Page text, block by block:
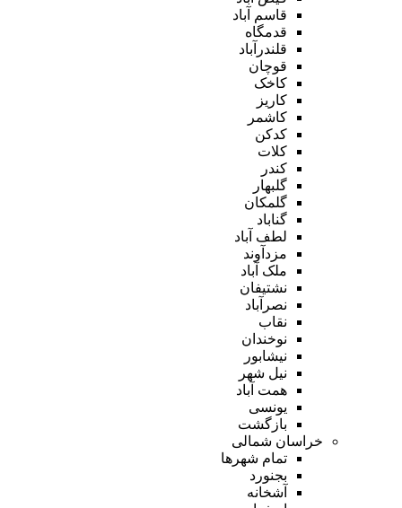
قاسم آباد
قدمگاه
قلندرآباد
قوچان
کاخک
کاریز
کاشمر
کدکن
کلات
کندر
گلبهار
گلمکان
گناباد
لطف آباد
مزدآوند
ملک آباد
نشتیفان
نصرآباد
نقاب
نوخندان
نیشابور
نیل شهر
همت آباد
یونسی
بازگشت
خراسان شمالی
تمام شهر‌ها
بجنورد
آشخانه